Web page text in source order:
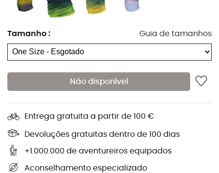
Tamanho : Guia de tamanhos
Não disponível
Entrega gratuita a partir de 100 €
Devoluções gratuitas dentro de 100 dias
+1.000.000 de aventureiros equipados
Aconselhamento especializado
gola Multicol Dip Dye da Barts
protegerá você do frio
na montanha durante todas as suas atividades. Feita
cores, é agradável e encantará os amantes de cores
vivas. Finalmente, sendo extensível e feita de um
material macio, a
conforto ideal na